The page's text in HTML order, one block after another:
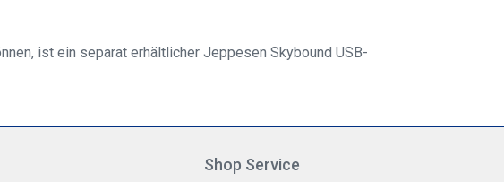
ist ein separat erhältlicher Jeppesen Skybound USB-
Shop Service